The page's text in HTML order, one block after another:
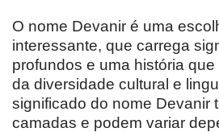
O nome Devanir é uma
interessante, que carrega
profundos e uma história
da diversidade cultural e
significado do nome Devanir
camadas e podem variar